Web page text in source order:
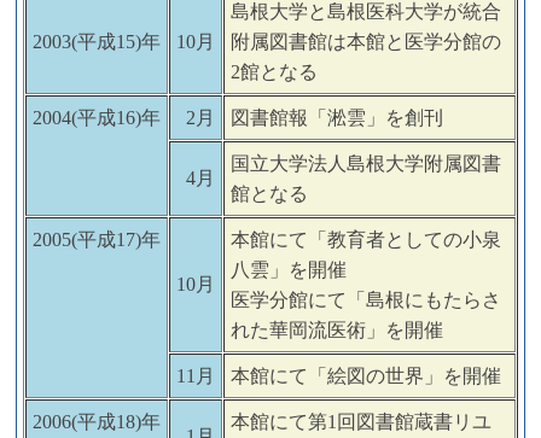
2003(平成15)年 10月
島根大学と島根医科大学が統合
附属図書館は本館と医学分館の
2館となる
2004(平成16)年 2月 図書館報「淞雲」を創刊
4月
国立大学法人島根大学附属図書
館となる
2005(平成17)年
10月
本館にて「教育者としての小泉
八雲」を開催
医学分館にて「島根にもたらさ
れた華岡流医術」を開催
11月 本館にて「絵図の世界」を開催
2006(平成18)年
本館にて第1回図書館蔵書リユ